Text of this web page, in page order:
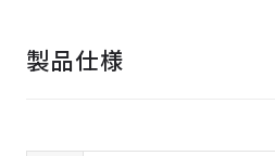
製品仕様